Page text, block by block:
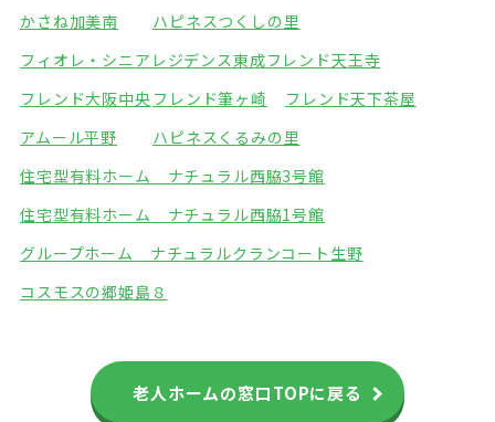
かさね加美南
ハピネスつくしの里
フィオレ・シニアレジデンス東成フレンド天王寺
フレンド大阪中央 フレンド筆ヶ崎
フレンド天下茶屋
アムール平野
ハピネスくるみの里
住宅型有料ホーム ナチュラル西脇3号館
住宅型有料ホーム ナチュラル西脇1号館
グループホーム ナチュラルクランコート生野
コスモスの郷姫島８
老人ホームの窓口TOPに戻る